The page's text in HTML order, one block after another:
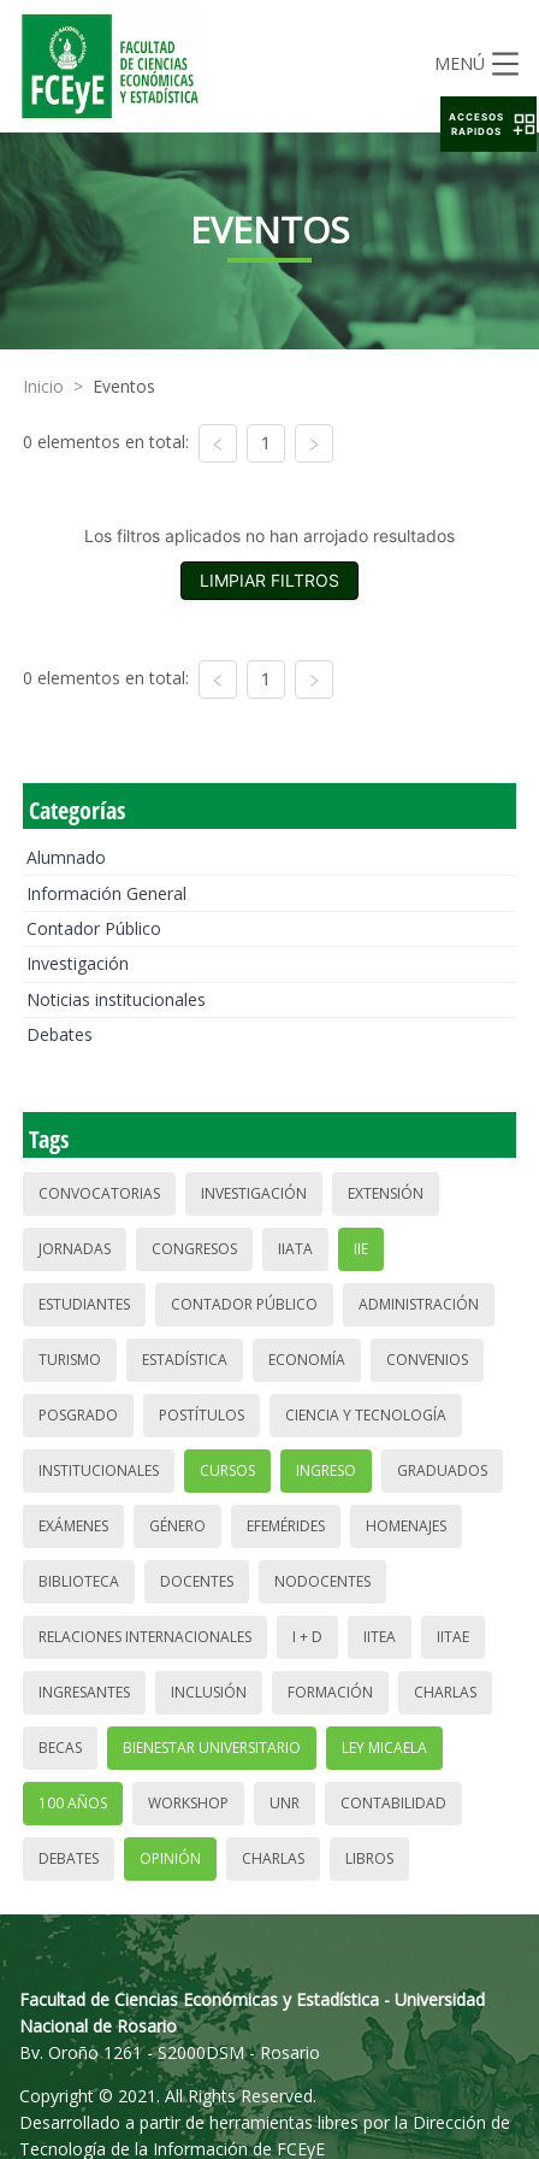
MENÚ
EVENTOS
Inicio > Eventos
0 elementos en total: 1
Los filtros aplicados no han arrojado resultados
LIMPIAR FILTROS
0 elementos en total: 1
Categorías
Alumnado
Información General
Contador Público
Investigación
Noticias institucionales
Debates
Tags
CONVOCATORIAS INVESTIGACIÓN EXTENSIÓN
JORNADAS CONGRESOS IIATA IIE
ESTUDIANTES CONTADOR PÚBLICO ADMINISTRACIÓN
TURISMO ESTADÍSTICA ECONOMÍA CONVENIOS
POSGRADO POSTÍTULOS CIENCIA Y TECNOLOGÍA
INSTITUCIONALES CURSOS INGRESO GRADUADOS
EXÁMENES GÉNERO EFEMÉRIDES HOMENAJES
BIBLIOTECA DOCENTES NODOCENTES
RELACIONES INTERNACIONALES I + D IITEA IITAE
INGRESANTES INCLUSIÓN FORMACIÓN CHARLAS
BECAS BIENESTAR UNIVERSITARIO LEY MICAELA
100 AÑOS WORKSHOP UNR CONTABILIDAD
DEBATES OPINIÓN CHARLAS LIBROS
Facultad de Ciencias Económicas y Estadística - Universidad
Nacional de Rosario
Bv. Oroño 1261 - S2000DSM - Rosario
Copyright © 2021. All Rights Reserved.
Desarrollado a partir de herramientas libres por la Dirección de
Tecnología de la Información de FCEyE
ACCESOS
RAPIDOS